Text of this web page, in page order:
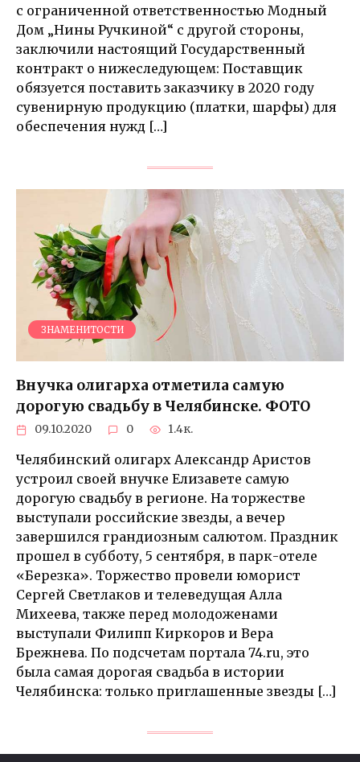
с ограниченной ответственностью Модный
Дом „Нины Ручкиной“ с другой стороны,
заключили настоящий Государственный
контракт о нижеследующем: Поставщик
обязуется поставить заказчику в 2020 году
сувенирную продукцию (платки, шарфы) для
обеспечения нужд […]
ЗНАМЕНИТОСТИ
Внучка олигарха отметила самую
дорогую свадьбу в Челябинске. ФОТО
09.10.2020 0 1.4к.
Челябинский олигарх Александр Аристов
устроил своей внучке Елизавете самую
дорогую свадьбу в регионе. На торжестве
выступали российские звезды, а вечер
завершился грандиозным салютом. Праздник
прошел в субботу, 5 сентября, в парк-отеле
«Березка». Торжество провели юморист
Сергей Светлаков и телеведущая Алла
Михеева, также перед молодоженами
выступали Филипп Киркоров и Вера
Брежнева. По подсчетам портала 74.ru, это
была самая дорогая свадьба в истории
Челябинска: только приглашенные звезды […]